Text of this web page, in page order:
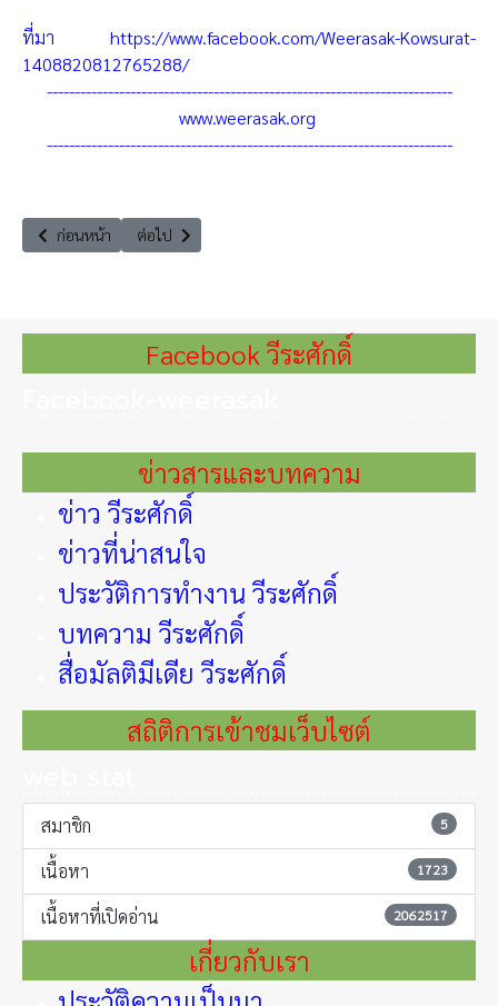
ที่มา https://www.facebook.com/Weerasak-Kowsurat-
1408820812765288/
-------------------------------------------------------------------------
www.weerasak.org
-------------------------------------------------------------------------
เนื้อหาก่อนหน้า: ภาษาจีนกลายเป็นภาษาทางการขององค์การการท่องเที่ยวโ
ก่อนหน้า เนื้อหาถัดไป: มอบหญ้าอาหารสัตว์พระราชทานบรรเทาความ
ต่อไป
Facebook วีระศักดิ์
ข่าวสารและบทความ
ข่าว วีระศักดิ์
ข่าวที่น่าสนใจ
ประวัติการทำงาน วีระศักดิ์
บทความ วีระศักดิ์
สื่อมัลติมีเดีย วีระศักดิ์
สถิติการเข้าชมเว็บไซต์
สมาชิก 5
เนื้อหา 1723
เนื้อหาที่เปิดอ่าน 2062517
เกี่ยวกับเรา